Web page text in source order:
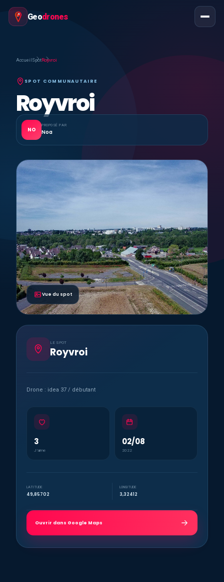
Geodrones
Accueil SpotRoyvroi
SPOT COMMUNAUTAIRE
Royvroi
NO
PROPOSÉ PAR
Noa
Vue du spot
LE SPOT
Royvroi
Drone : idea 37 / débutant
3
J’aime
02/08
2022
LATITUDE
49,85702
LONGITUDE
3,32412
Ouvrir dans Google Maps